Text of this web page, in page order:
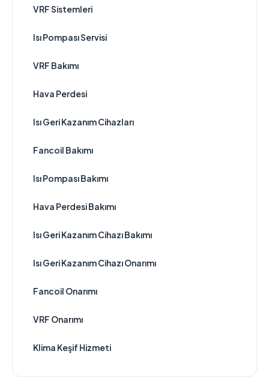
VRF Sistemleri
Isı Pompası Servisi
VRF Bakımı
Hava Perdesi
Isı Geri Kazanım Cihazları
Fancoil Bakımı
Isı Pompası Bakımı
Hava Perdesi Bakımı
Isı Geri Kazanım Cihazı Bakımı
Isı Geri Kazanım Cihazı Onarımı
Fancoil Onarımı
VRF Onarımı
Klima Keşif Hizmeti